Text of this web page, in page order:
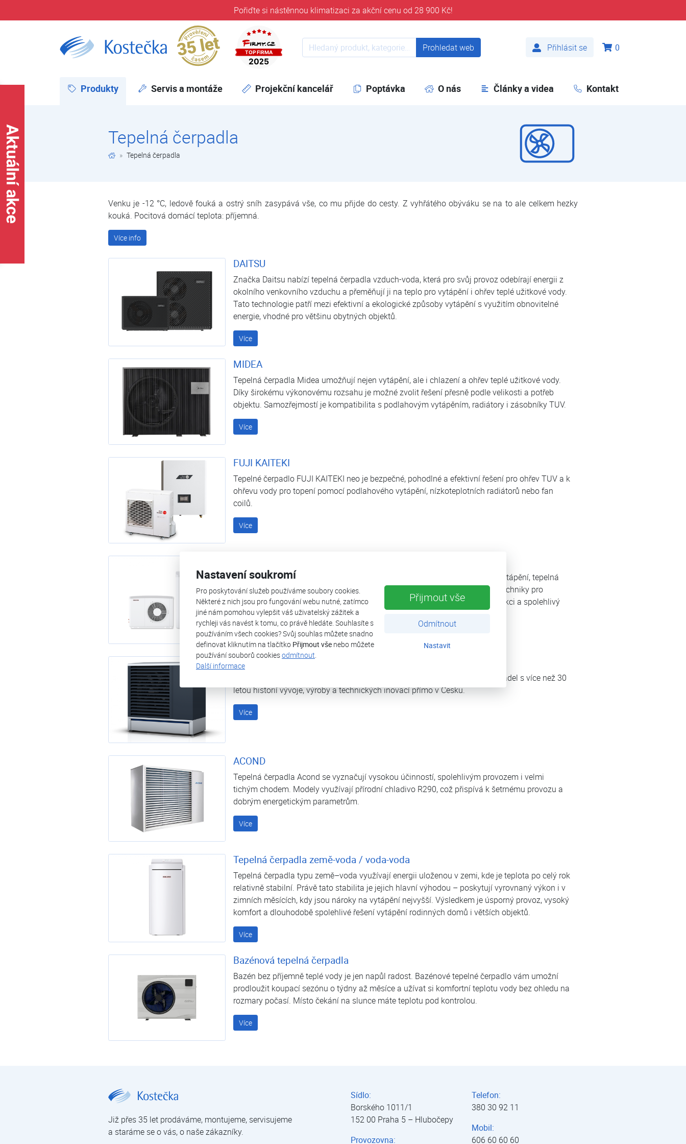
Nastavení soukromí
Pro poskytování služeb používáme soubory cookies.
Některé z nich jsou pro fungování webu nutné, zatímco
jiné nám pomohou vylepšit váš uživatelský zážitek a
rychleji vás navést k tomu, co právě hledáte. Souhlasíte s
používáním všech cookies? Svůj souhlas můžete snadno
definovat kliknutím na tlačítko Přijmout vše nebo můžete
používání souborů cookiesodmítnout
Další informace
Přijmout vše
Odmítnout
Nastavit
Pořiďte si nástěnnou klimatizaci za akční cenu od 28 900 Kč!
Prověřeni časem 32 let
Přihlásit se
0
Prohledat web Prohledat web
Produkty (aktuální)Servis a montáže Projekční kancelář Poptávka O nás Články a videa Kontakt
Tepelná čerpadla
Tepelná čerpadla
Venku je -12 °C, ledově fouká a ostrý sníh zasypává vše, co mu přijde do cesty. Z vyhřátého obýváku se na to ale celkem hezky
kouká. Pocitová domácí teplota: příjemná.
Více info
DAITSU
Značka Daitsu nabízí tepelná čerpadla vzduch-voda, která pro svůj provoz odebírají energii z
okolního venkovního vzduchu a přeměňují ji na teplo pro vytápění i ohřev teplé užitkové vody.
Tato technologie patří mezi efektivní a ekologické způsoby vytápění s využitím obnovitelné
energie, vhodné pro většinu obytných objektů.
Více
MIDEA
Tepelná čerpadla Midea umožňují nejen vytápění, ale i chlazení a ohřev teplé užitkové vody.
Díky širokému výkonovému rozsahu je možné zvolit řešení přesně podle velikosti a potřeb
objektu. Samozřejmostí je kompatibilita s podlahovým vytápěním, radiátory i zásobníky TUV.
Více
FUJI KAITEKI
Tepelné čerpadlo FUJI KAITEKI neo je bezpečné, pohodlné a efektivní řešení pro ohřev TUV a k
ohřevu vody pro topení pomocí podlahového vytápění, nízkoteplotních radiátorů nebo fan
coilů.
Více
Značka Stiebel Eltron patří mezi tradiční evropské výrobce technologií pro vytápění, tepelná
čerpadla a obnovitelné zdroje energie. S více než 95 letou historií v oblasti techniky pro
bydlení je Stiebel Eltron známá pro své precizní inženýrství, robustní konstrukci a spolehlivý
provoz i v náročných podmínkách.
Více
PZP
Značka PZP HEATING je jedním z předních českých výrobců tepelných čerpadel s více než 30
letou historií vývoje, výroby a technických inovací přímo v Česku.
Více
ACOND
Tepelná čerpadla Acond se vyznačují vysokou účinností, spolehlivým provozem i velmi
tichým chodem. Modely využívají přírodní chladivo R290, což přispívá k šetrnému provozu a
dobrým energetickým parametrům.
Více
Tepelná čerpadla země-voda / voda-voda
Tepelná čerpadla typu země–voda využívají energii uloženou v zemi, kde je teplota po celý rok
relativně stabilní. Právě tato stabilita je jejich hlavní výhodou – poskytují vyrovnaný výkon i v
zimních měsících, kdy jsou nároky na vytápění nejvyšší. Výsledkem je úsporný provoz, vysoký
komfort a dlouhodobě spolehlivé řešení vytápění rodinných domů i větších objektů.
Více
Bazénová tepelná čerpadla
Bazén bez příjemně teplé vody je jen napůl radost. Bazénové tepelné čerpadlo vám umožní
prodloužit koupací sezónu o týdny až měsíce a užívat si komfortní teplotu vody bez ohledu na
rozmary počasí. Místo čekání na slunce máte teplotu pod kontrolou.
Více
Již přes 35 let prodáváme, montujeme, servisujeme
a staráme se o vás, o naše zákazníky.
Sídlo:
Borského 1011/1
152 00 Praha 5 – Hlubočepy
Provozovna:
Telefon:
380 30 92 11
Mobil:
606 60 60 60